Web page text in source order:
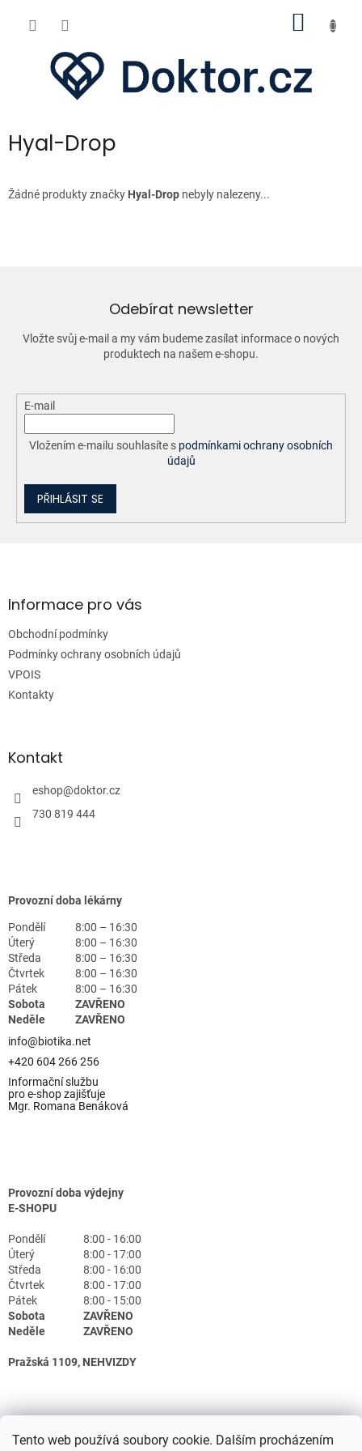
Tento web používá soubory cookie. Dalším procházením
Hyal-Drop
Žádné produkty značky Hyal-Drop nebyly nalezeny...
Odebírat newsletter
Vložte svůj e-mail a my vám budeme zasílat informace o nových
produktech na našem e-shopu.
E-mail
Vložením e-mailu souhlasíte s podmínkami ochrany osobních
údajů
PŘIHLÁSIT SE
aInformace pro vás
Obchodní podmínky
Podmínky ochrany osobních údajů
VPOIS
Kontakty
Kontakt
eshop@doktor.cz
730 819 444
Provozní doba lékárny
Pondělí
8:00 – 16:30
Úterý
8:00 – 16:30
Středa
8:00 – 16:30
Čtvrtek
8:00 – 16:30
Pátek
8:00 – 16:30
Sobota
ZAVŘENO
Neděle
ZAVŘENO
info@biotika.net
+420 604 266 256
Informační službu
pro e-shop zajišťuje
Mgr. Romana Benáková
Provozní doba výdejny
E-SHOPU
Pondělí
8:00 - 16:00
Úterý
8:00 - 17:00
Středa
8:00 - 16:00
Čtvrtek
8:00 - 17:00
Pátek
8:00 - 15:00
Sobota
ZAVŘENO
Neděle
ZAVŘENO
Pražská 1109, NEHVIZDY